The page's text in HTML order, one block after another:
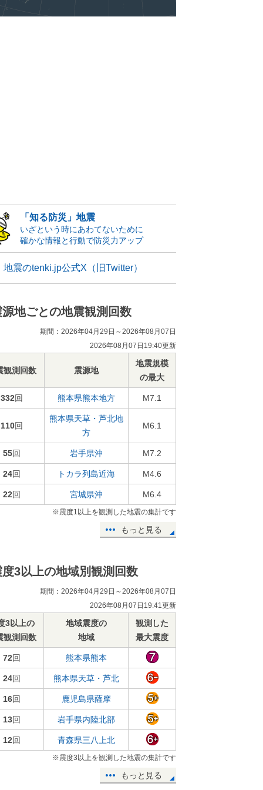
「知る防災」地震
いざという時にあわてないために
確かな情報と行動で防災力アップ
地震のtenki.jp公式X（旧Twitter）
源地ごとの地震観測回数
期間：2026年04月29日～2026年08月07日
2026年08月07日19:40更新
観測回数 震源地
地震規模
の最大
332回 熊本県熊本地方 M7.1
110回
熊本県天草・芦北地
方
M6.1
55回 岩手県沖 M7.2
24回 トカラ列島近海 M4.6
22回 宮城県沖 M6.4
※震度1以上を観測した地震の集計です
もっと見る
度3以上の地域別観測回数
期間：2026年04月29日～2026年08月07日
2026年08月07日19:41更新
3以上の
観測回数
地域震度の
地域
観測した
最大震度
72回 熊本県熊本
24回 熊本県天草・芦北
16回 鹿児島県薩摩
13回 岩手県内陸北部
12回 青森県三八上北
※震度3以上を観測した地震の集計です
もっと見る